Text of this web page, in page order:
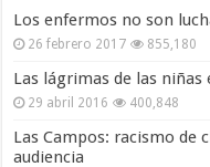
Los enfermos no son
26 febrero 2017 855,180
Las lágrimas de las niñas
29 abril 2016 400,848
Las Campos: racismo de
audiencia